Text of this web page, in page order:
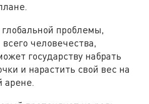
проблемы,
человечества,
государству набрать
и нарастить свой вес на
арене.